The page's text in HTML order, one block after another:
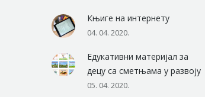
Књиге на интернету
04. 04. 2020.
Едукативни материјал за
децу са сметњама у развоју
05. 04. 2020.